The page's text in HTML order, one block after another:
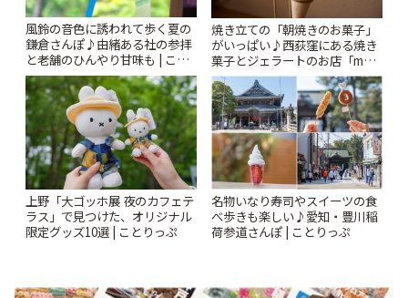
風鈴の音色に誘われて歩く夏の
鎌倉さんぽ♪由緒ある社の参拝
と老舗のひんやり甘味も | こと
りっぷ
焼き立ての「朝焼きのお菓子」
がいっぱい♪西荻窪にある焼き
菓子とジェラートのお店「mUni
(ムニ)」 | ことりっぷ
上野「大ゴッホ展 夜のカフェテ
ラス」で見つけた、オリジナル
限定グッズ10選 | ことりっぷ
名物いなり寿司やスイーツの食
べ歩きも楽しい♪愛知・豊川稲
荷参道さんぽ | ことりっぷ